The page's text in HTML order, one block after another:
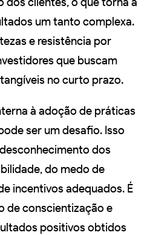
um tanto complexa.
e resistência por
que buscam
no curto prazo.
à adoção de práticas
ser um desafio. Isso
dos
do medo de
incentivos adequados. É
de conscientização e
positivos obtidos